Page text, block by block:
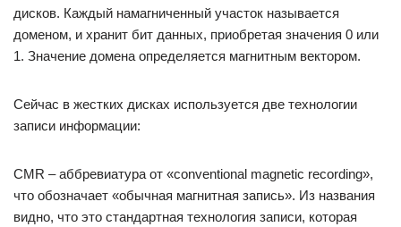
дисков. Каждый намагниченный участок называется
доменом, и хранит бит данных, приобретая значения 0 или
1. Значение домена определяется магнитным вектором.
Сейчас в жестких дисках используется две технологии
записи информации:
CMR – аббревиатура от «conventional magnetic recording»,
что обозначает «обычная магнитная запись». Из названия
видно, что это стандартная технология записи, которая